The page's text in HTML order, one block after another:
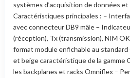
systèmes d’acquisition de données
Caractéristiques principales : –
avec connecteur DB9 mâle –
(réception), Tx (transmission), NIM
format module enfichable au
et beige caractéristique de la gamme
les backplanes et racks Omniflex –